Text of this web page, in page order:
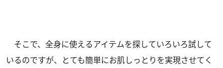
そこで、全身に使えるアイテムを探していろいろ試して
いるのですが、とても簡単にお肌しっとりを実現させてく